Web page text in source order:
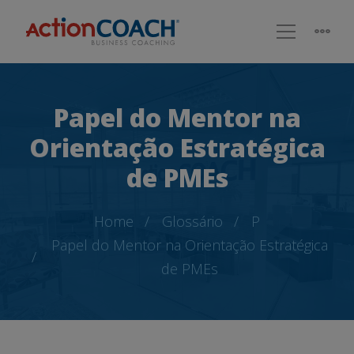
Papel do Mentor na
Orientação Estratégica
de PMEs
Home Glossário
P
Papel do Mentor na Orientação Estratégica
de PMEs